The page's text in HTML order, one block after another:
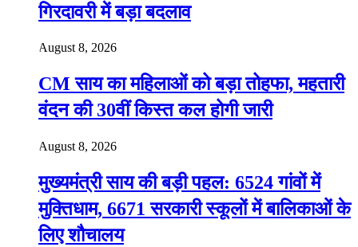
गिरदावरी में बड़ा बदलाव
August 8, 2026
CM साय का महिलाओं को बड़ा तोहफा, महतारी
वंदन की 30वीं किस्त कल होगी जारी
August 8, 2026
मुख्यमंत्री साय की बड़ी पहल: 6524 गांवों में
मुक्तिधाम, 6671 सरकारी स्कूलों में बालिकाओं के
लिए शौचालय